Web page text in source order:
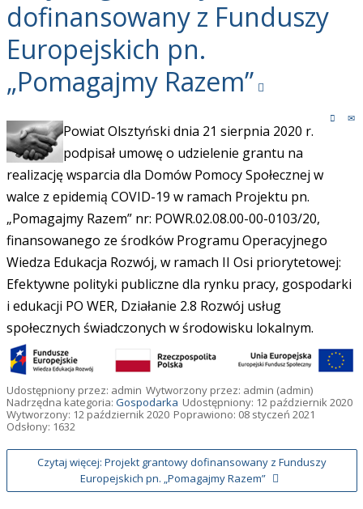
dofinansowany z Funduszy
Europejskich pn.
„Pomagajmy Razem”
Powiat Olsztyński dnia 21 sierpnia 2020 r.
podpisał umowę o udzielenie grantu na
realizację wsparcia dla Domów Pomocy Społecznej w
walce z epidemią COVID-19 w ramach Projektu pn.
„Pomagajmy Razem” nr: POWR.02.08.00-00-0103/20,
finansowanego ze środków Programu Operacyjnego
Wiedza Edukacja Rozwój, w ramach II Osi priorytetowej:
Efektywne polityki publiczne dla rynku pracy, gospodarki
i edukacji PO WER, Działanie 2.8 Rozwój usług
społecznych świadczonych w środowisku lokalnym.
Udostępniony przez: admin Wytworzony przez: admin (admin)
Nadrzędna kategoria: Gospodarka Udostępniony: 12 październik 2020
Wytworzony: 12 październik 2020 Poprawiono: 08 styczeń 2021
Odsłony: 1632
Czytaj więcej: Projekt grantowy dofinansowany z Funduszy
Europejskich pn. „Pomagajmy Razem”